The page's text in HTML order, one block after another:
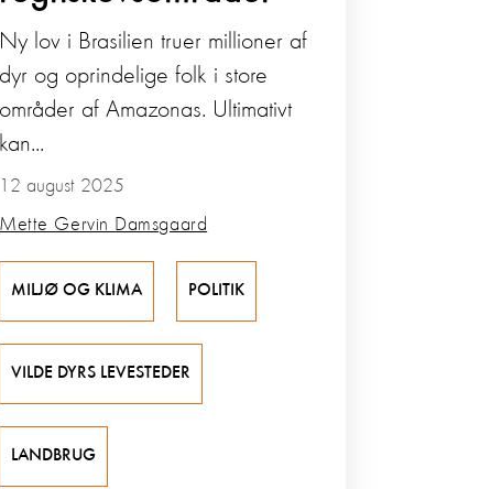
12 august 2025
Mette Gervin Damsgaard
Ny lov i Brasilien truer millioner af
dyr og oprindelige folk i store
områder af Amazonas. Ultimativt
kan...
MILJØ OG KLIMA POLITIK
VILDE DYRS LEVESTEDER
LANDBRUG